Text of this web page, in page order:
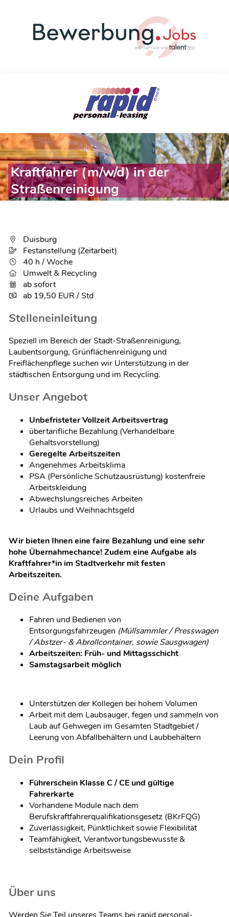
Kraftfahrer (m/w/d) in der
Straßenreinigung
Duisburg
Festanstellung (Zeitarbeit)
40 h / Woche
Umwelt & Recycling
ab sofort
ab 19,50 EUR / Std
Stelleneinleitung
Speziell im Bereich der Stadt-Straßenreinigung,
Laubentsorgung, Grünflächenreinigung und
Freiflächenpflege suchen wir Unterstützung in der
städtischen Entsorgung und im Recycling.
Unser Angebot
Unbefristeter Vollzeit Arbeitsvertrag
übertarifliche Bezahlung (Verhandelbare
Gehaltsvorstellung)
Geregelte Arbeitszeiten
Angenehmes Arbeitsklima
PSA (Persönliche Schutzausrüstung) kostenfreie
Arbeitskleidung
Abwechslungsreiches Arbeiten
Urlaubs und Weihnachtsgeld
Wir bieten Ihnen eine faire Bezahlung und eine sehr
hohe Übernahmechance! Zudem eine Aufgabe als
Kraftfahrer*in im Stadtverkehr mit festen
Arbeitszeiten.
Deine Aufgaben
Fahren und Bedienen von
Entsorgungsfahrzeugen (Müllsammler / Presswagen
/ Abstzer- & Abrollcontainer, sowie Sausgwagen)
Arbeitszeiten: Früh- und Mittagsschicht
Samstagsarbeit möglich
Unterstützen der Kollegen bei hohem Volumen
Arbeit mit dem Laubsauger, fegen und sammeln von
Laub auf Gehwegen im Gesamten Stadtgebiet /
Leerung von Abfallbehältern und Laubbehältern
Dein Profil
Führerschein Klasse C / CE und gültige
Fahrerkarte
Vorhandene Module nach dem
Berufskraftfahrerqualifikationsgesetz (BKrFQG)
Zuverlässigkeit, Pünktlichkeit sowie Flexibilität
Teamfähigkeit, Verantwortungsbewusste &
selbstständige Arbeitsweise
Über uns